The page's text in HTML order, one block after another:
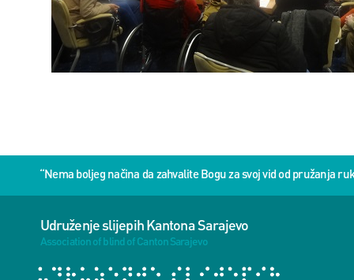
“Nema boljeg načina da zahvalite Bogu za svoj vid od pružanja
Udruženje slijepih Kantona Sarajevo
Association of blind of Canton Sarajevo